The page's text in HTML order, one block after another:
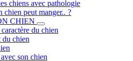
chiens avec pathologie
chien peut manger.. ?
CHIEN
du chien
du chien
son chien